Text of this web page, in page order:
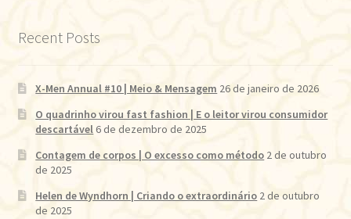
Recent Posts
X-Men Annual #10 | Meio & Mensagem 26 de janeiro de 2026
O quadrinho virou fast fashion | E o leitor virou consumidor
descartável 6 de dezembro de 2025
Contagem de corpos | O excesso como método 2 de outubro
de 2025
Helen de Wyndhorn | Criando o extraordinário 2 de outubro
de 2025